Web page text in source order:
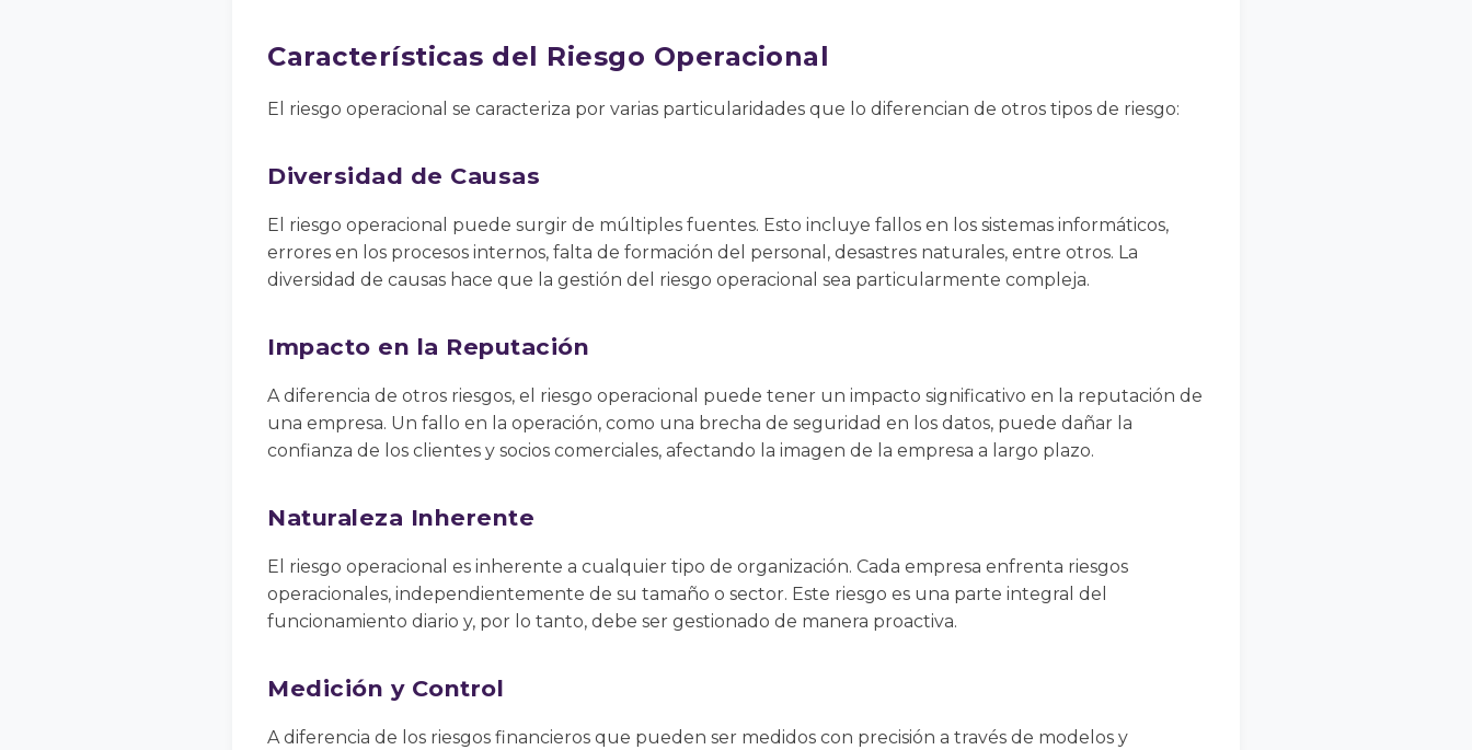
Características del Riesgo Operacional
El riesgo operacional se caracteriza por varias particularidades que lo diferencian de otros tipos de riesgo:
Diversidad de Causas
El riesgo operacional puede surgir de múltiples fuentes. Esto incluye fallos en los sistemas informáticos,
errores en los procesos internos, falta de formación del personal, desastres naturales, entre otros. La
diversidad de causas hace que la gestión del riesgo operacional sea particularmente compleja.
Impacto en la Reputación
A diferencia de otros riesgos, el riesgo operacional puede tener un impacto significativo en la reputación de
una empresa. Un fallo en la operación, como una brecha de seguridad en los datos, puede dañar la
confianza de los clientes y socios comerciales, afectando la imagen de la empresa a largo plazo.
Naturaleza Inherente
El riesgo operacional es inherente a cualquier tipo de organización. Cada empresa enfrenta riesgos
operacionales, independientemente de su tamaño o sector. Este riesgo es una parte integral del
funcionamiento diario y, por lo tanto, debe ser gestionado de manera proactiva.
Medición y Control
A diferencia de los riesgos financieros que pueden ser medidos con precisión a través de modelos y